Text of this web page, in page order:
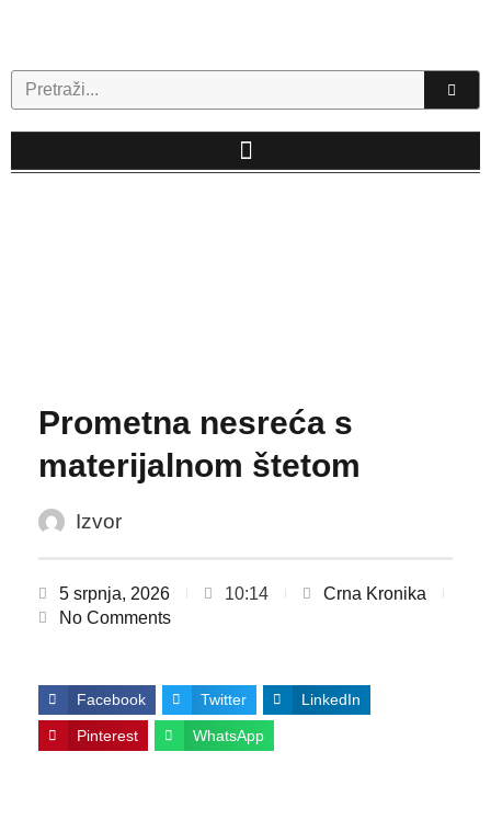
Search
Prometna nesreća s
materijalnom štetom
Izvor
5 srpnja, 2026 10:14
Crna Kronika
No Comments
Facebook Twitter LinkedIn
Pinterest WhatsApp